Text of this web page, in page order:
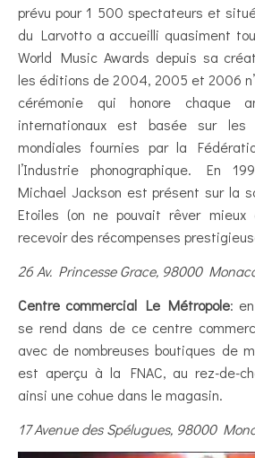
prévu pour 1 500 spectateurs et
du Larvotto a accueilli quasiment
World Music Awards depuis sa
les éditions de 2004, 2005 et 2006
cérémonie qui honore chaque
internationaux est basée sur
mondiales fournies par la
l’Industrie phonographique. En
Michael Jackson est présent sur la
Etoiles (on ne pouvait rêver mieux
recevoir des récompenses
26 Av. Princesse Grace, 98000
Centre commercial Le Métropole:
se rend dans de ce centre
avec de nombreuses boutiques de
est aperçu à la FNAC, au rez-de-
ainsi une cohue dans le magasin.
17 Avenue des Spélugues, 98000